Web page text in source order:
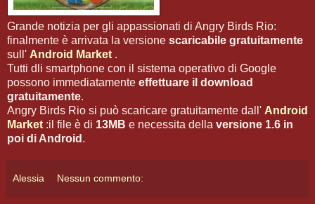
Grande notizia per gli appassionati di Angry Birds Rio:
finalmente è arrivata la versione scaricabile gratuitamente
sull' Android Market .
Tutti dli smartphone con il sistema operativo di Google
possono immediatamente effettuare il download
gratuitamente.
Angry Birds Rio si può scaricare gratuitamente dall' Android
Market :il file è di 13MB e necessita della versione 1.6 in
poi di Android .
Alessia Nessun commento: